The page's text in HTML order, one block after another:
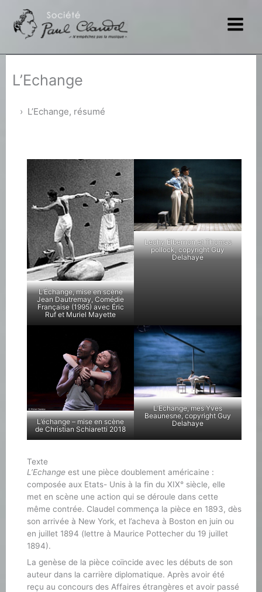
contenu
L’Echange
L’Echange, résumé
L’Échange, mise en scène
Jean Dautremay, Comédie
Française (1995) avec Éric
Ruf et Muriel Mayette
Lechy Elbernon et Thomas
pollock, copyright Guy
Delahaye
L’échange – mise en scène
de Christian Schiaretti 2018
L’Echange, mes Yves
Beaunesne, copyright Guy
Delahaye
Texte
L’Echange est une pièce doublement américaine :
composée aux Etats- Unis à la fin du XIX° siècle, elle
met en scène une action qui se déroule dans cette
même contrée. Claudel commença la pièce en 1893, dès
son arrivée à New York, et l’acheva à Boston en juin ou
en juillet 1894 (lettre à Maurice Pottecher du 19 juillet
1894).
La genèse de la pièce coïncide avec les débuts de son
auteur dans la carrière diplomatique. Après avoir été
reçu au concours des Affaires étrangères et avoir passé